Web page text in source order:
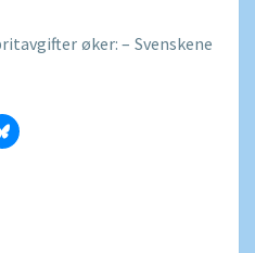
øker: – Svenskene